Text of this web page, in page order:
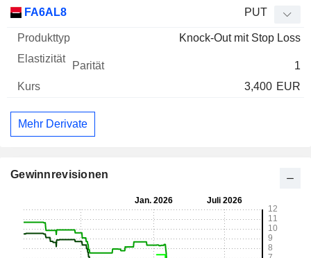
FA6AL8 PUT
Knock-Out mit Stop Loss
1
3,400 EUR
Mehr Derivate
Gewinnrevisionen